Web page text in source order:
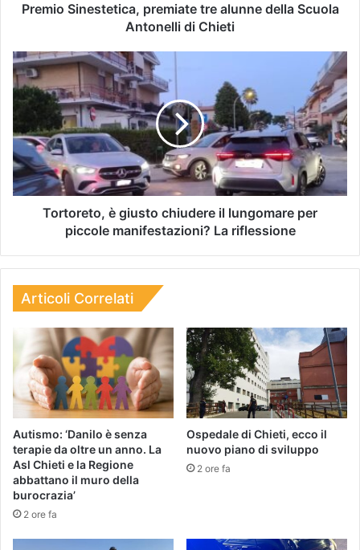
Premio Sinestetica, premiate tre alunne della Scuola
Antonelli di Chieti
Tortoreto, è giusto chiudere il lungomare per
piccole manifestazioni? La riflessione
Articoli Correlati
Autismo: ‘Danilo è senza
terapie da oltre un anno. La
Asl Chieti e la Regione
abbattano il muro della
burocrazia’
2 ore fa
Ospedale di Chieti, ecco il
nuovo piano di sviluppo
2 ore fa